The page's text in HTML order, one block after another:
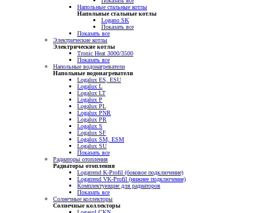
Напольные стальные котлы
Напольные стальные котлы
Logano SK
Показать все
Показать все
Электрические котлы
Электрические котлы
Tronic Heat 3000/3500
Показать все
Напольные водонагреватели
Напольные водонагреватели
Logalux ES, ESU
Logalux L
Logalux LT
Logalux P
Logalux PL
Logalux PNR
Logalux PR
Logalux S
Logalux SF
Logalux SM, ESM
Logalux SU
Показать все
Радиаторы отопления
Радиаторы отопления
Logatrend K-Profil (боковое подключение)
Logatrend VK-Profil (нижнее подключение)
Комплектующие для радиаторов
Показать все
Солнечные коллекторы
Солнечные коллекторы